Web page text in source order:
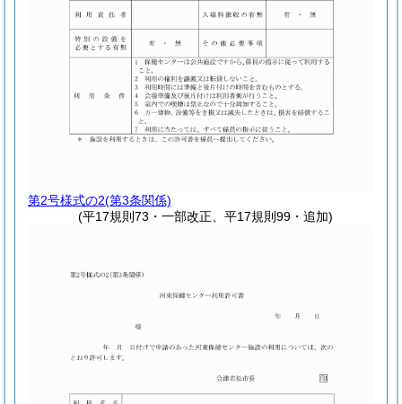
第2号様式の2(第3条関係)
(平17規則73・一部改正、平17規則99・追加)